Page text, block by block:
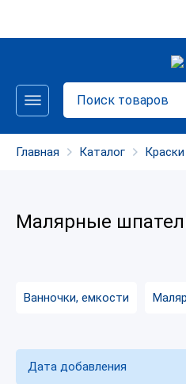
Главная Каталог Краски
Малярные
Ванночки, емкости
Дата добавления